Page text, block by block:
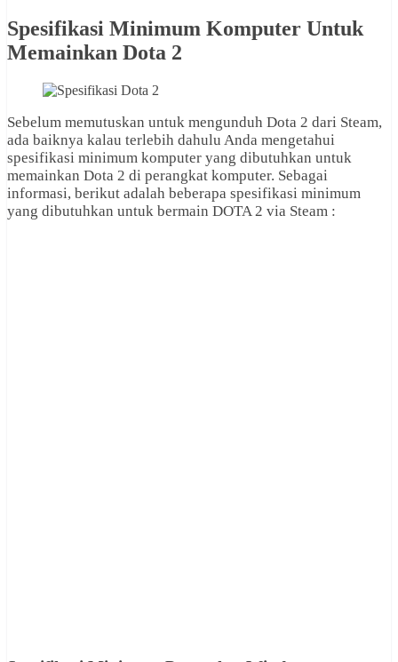
Spesifikasi Minimum Komputer Untuk
Memainkan Dota 2
Sebelum memutuskan untuk mengunduh Dota 2 dari Steam,
ada baiknya kalau terlebih dahulu Anda mengetahui
spesifikasi minimum komputer yang dibutuhkan untuk
memainkan Dota 2 di perangkat komputer. Sebagai
informasi, berikut adalah beberapa spesifikasi minimum
yang dibutuhkan untuk bermain DOTA 2 via Steam :